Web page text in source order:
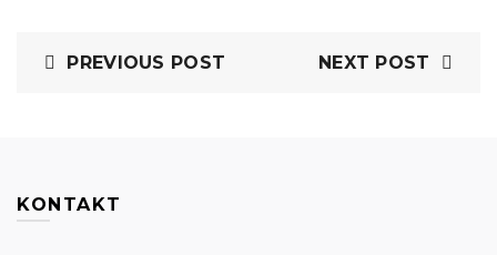
PREVIOUS POST NEXT POST
KONTAKT